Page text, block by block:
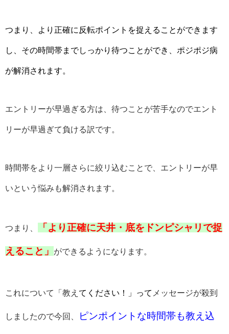
つまり、より正確に反転ポイントを捉えることができます
し、その時間帯までしっかり待つことができ、ポジポジ病
が解消されます。
エントリーが早過ぎる方は、待つことが苦手なのでエント
リーが早過ぎて負ける訳です。
時間帯をより一層さらに絞リ込むことで、エントリーが早
いという悩みも解消されます。
つまり、 「より正確に天井・底をドンピシャリで捉
えること」 ができるようになります。
これについて「教え てください！」って メッセージが殺到
しましたので今回、 ピンポイントな時間帯も教え込